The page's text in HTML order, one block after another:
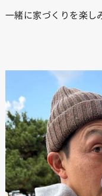
一緒に家づくりを楽し